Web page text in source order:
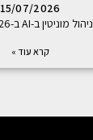
15/07/2026
ניהול מוניטין ב-AI ב-2026: מה
קרא עוד »